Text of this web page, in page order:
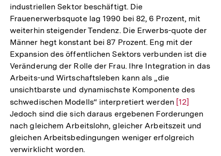
industriellen Sektor beschäftigt. Die
Frauenerwerbsquote lag 1990 bei 82, 6 Prozent, mit
weiterhin steigender Tendenz. Die Erwerbs-quote der
Männer hegt konstant bei 87 Prozent. Eng mit der
Expansion des öffentlichen Sektors verbunden ist die
Veränderung der Rolle der Frau. Ihre Integration in das
Arbeits-und Wirtschaftsleben kann als „die
unsichtbarste und dynamischste Komponente des
schwedischen Modells“ interpretiert werden Zur
Auflösung
der
Fußnote
[12]
Jedoch sind die sich daraus ergebenen Forderungen
nach gleichem Arbeitslohn, gleicher Arbeitszeit und
gleichen Arbeitsbedingungen weniger erfolgreich
verwirklicht worden.